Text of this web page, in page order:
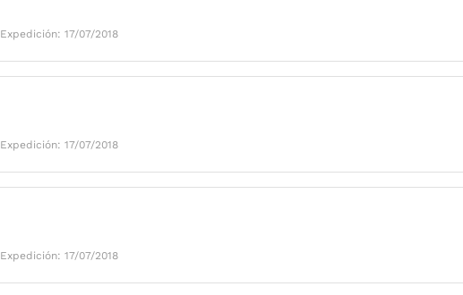
Expedición: 17/07/2018
Expedición: 17/07/2018
Expedición: 17/07/2018